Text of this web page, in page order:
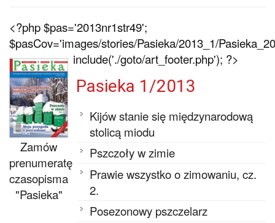
<?php $pas='2013nr1str49';
$pasCov='images/stories/Pasieka/2013_1/
include('./goto/art_footer.php'); ?>
Zamów
prenumeratę
czasopisma
"Pasieka"
Pasieka 1/2013
Kijów stanie się międzynarodową
stolicą miodu
Pszczoły w zimie
Prawie wszystko o zimowaniu, cz.
2.
Posezonowy pszczelarz